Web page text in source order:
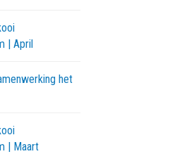
| April
het
| Maart